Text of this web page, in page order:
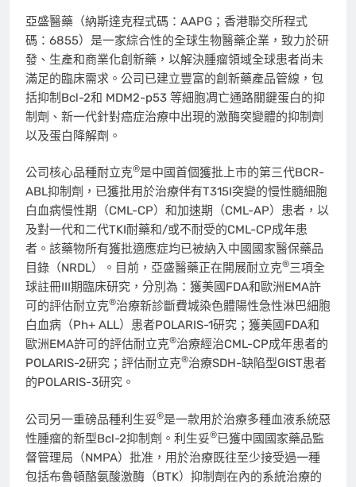
亞盛醫藥（納斯達克程式碼：AAPG；香港聯交所程式
碼：6855）是一家綜合性的全球生物醫藥企業，致力於研
發、生產和商業化創新藥，以解決腫瘤領域全球患者尚未
滿足的臨床需求。公司已建立豐富的創新藥產品管線，包
括抑制Bcl-2和 MDM2-p53 等細胞凋亡通路關鍵蛋白的抑
制劑、新一代針對癌症治療中出現的激酶突變體的抑制劑
以及蛋白降解劑。
公司核心品種耐立克®是中國首個獲批上市的第三代BCR-
ABL抑制劑，已獲批用於治療伴有T315I突變的慢性髓細胞
白血病慢性期（CML-CP）和加速期（CML-AP）患者，以
及對一代和二代TKI耐藥和/或不耐受的CML-CP成年患
者。該藥物所有獲批適應症均已被納入中國國家醫保藥品
目錄（NRDL）。目前，亞盛醫藥正在開展耐立克®三項全
球註冊III期臨床研究，分別為：獲美國FDA和歐洲EMA許
可的評估耐立克®治療新診斷費城染色體陽性急性淋巴細胞
白血病（Ph+ ALL）患者POLARIS-1研究；獲美國FDA和
歐洲EMA許可的評估耐立克®治療經治CML-CP成年患者的
POLARIS-2研究；評估耐立克®治療SDH-缺陷型GIST患者
的POLARIS-3研究。
公司另一重磅品種利生妥®是一款用於治療多種血液系統惡
性腫瘤的新型Bcl-2抑制劑。利生妥®已獲中國國家藥品監
督管理局（NMPA）批准，用於治療既往至少接受過一種
包括布魯頓酪氨酸激酶（BTK）抑制劑在內的系統治療的